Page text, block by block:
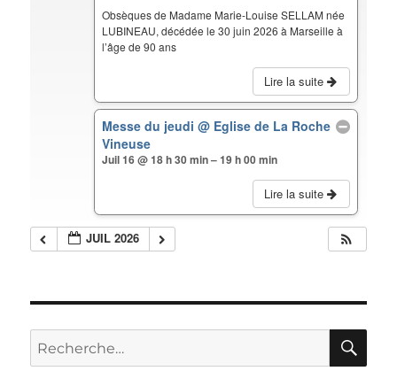
Obsèques de Madame Marie-Louise SELLAM née
LUBINEAU, décédée le 30 juin 2026 à Marseille à
l’âge de 90 ans
Lire la suite
Messe du jeudi @ Eglise de La Roche
Vineuse
Juil 16 @ 18 h 30 min – 19 h 00 min
Lire la suite
JUIL 2026
Recherche
pour :